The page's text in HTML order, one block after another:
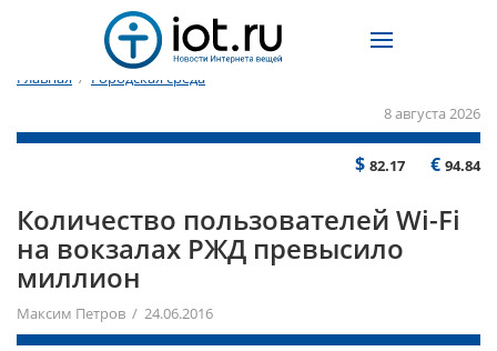
Главная / Городская среда
8 августа 2026
$ 82.17 € 94.84
Количество пользователей Wi-Fi
на вокзалах РЖД превысило
миллион
Максим Петров / 24.06.2016